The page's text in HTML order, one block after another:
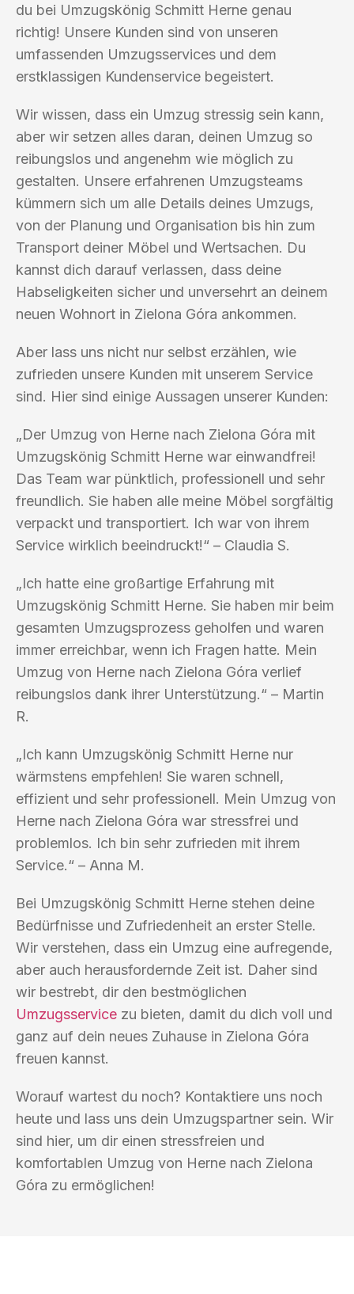
du bei Umzugskönig Schmitt Herne genau
richtig! Unsere Kunden sind von unseren
umfassenden Umzugsservices und dem
erstklassigen Kundenservice begeistert.
Wir wissen, dass ein Umzug stressig sein kann,
aber wir setzen alles daran, deinen Umzug so
reibungslos und angenehm wie möglich zu
gestalten. Unsere erfahrenen Umzugsteams
kümmern sich um alle Details deines Umzugs,
von der Planung und Organisation bis hin zum
Transport deiner Möbel und Wertsachen. Du
kannst dich darauf verlassen, dass deine
Habseligkeiten sicher und unversehrt an deinem
neuen Wohnort in Zielona Góra ankommen.
Aber lass uns nicht nur selbst erzählen, wie
zufrieden unsere Kunden mit unserem Service
sind. Hier sind einige Aussagen unserer Kunden:
„Der Umzug von Herne nach Zielona Góra mit
Umzugskönig Schmitt Herne war einwandfrei!
Das Team war pünktlich, professionell und sehr
freundlich. Sie haben alle meine Möbel sorgfältig
verpackt und transportiert. Ich war von ihrem
Service wirklich beeindruckt!“ – Claudia S.
„Ich hatte eine großartige Erfahrung mit
Umzugskönig Schmitt Herne. Sie haben mir beim
gesamten Umzugsprozess geholfen und waren
immer erreichbar, wenn ich Fragen hatte. Mein
Umzug von Herne nach Zielona Góra verlief
reibungslos dank ihrer Unterstützung.“ – Martin
R.
„Ich kann Umzugskönig Schmitt Herne nur
wärmstens empfehlen! Sie waren schnell,
effizient und sehr professionell. Mein Umzug von
Herne nach Zielona Góra war stressfrei und
problemlos. Ich bin sehr zufrieden mit ihrem
Service.“ – Anna M.
Bei Umzugskönig Schmitt Herne stehen deine
Bedürfnisse und Zufriedenheit an erster Stelle.
Wir verstehen, dass ein Umzug eine aufregende,
aber auch herausfordernde Zeit ist. Daher sind
wir bestrebt, dir den bestmöglichen
Umzugsservice zu bieten, damit du dich voll und
ganz auf dein neues Zuhause in Zielona Góra
freuen kannst.
Worauf wartest du noch? Kontaktiere uns noch
heute und lass uns dein Umzugspartner sein. Wir
sind hier, um dir einen stressfreien und
komfortablen Umzug von Herne nach Zielona
Góra zu ermöglichen!